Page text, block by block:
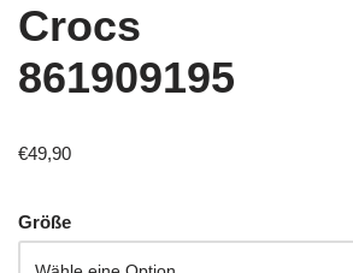
Crocs
861909195
€49,90
Größe